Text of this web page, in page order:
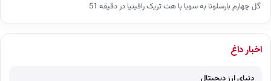
گل چهارم بارسلونا به سویا با هت تریک رافینیا در دقیقه 51
اخبار داغ